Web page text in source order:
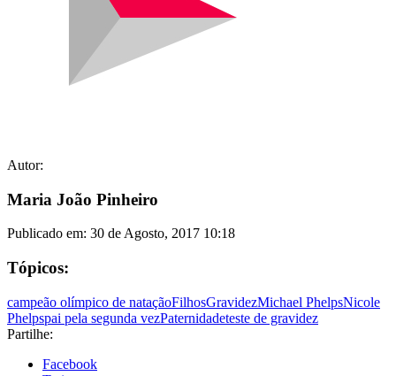
Autor:
Maria João Pinheiro
Publicado em: 30 de Agosto, 2017 10:18
Tópicos:
campeão olímpico de nataçãoFilhosGravidezMichael PhelpsNicole
Phelpspai pela segunda vezPaternidadeteste de gravidez
Partilhe:
Facebook